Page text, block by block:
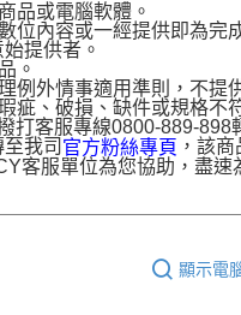
品或電腦軟體。
位內容或一經提供即為完
提供者。
。
例外情事適用準則，不提
疵、破損、缺件或規格不
打客服專線0800-889-898
我司 官方粉絲專頁 ，該
客服單位為您協助，盡速
顯示電